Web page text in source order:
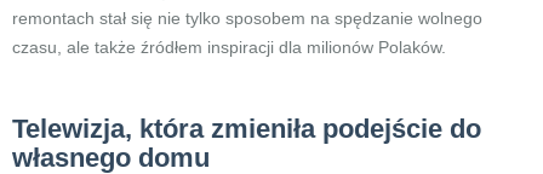
remontach stał się nie tylko sposobem na spędzanie wolnego
czasu, ale także źródłem inspiracji dla milionów Polaków.
Telewizja, która zmieniła podejście do
własnego domu